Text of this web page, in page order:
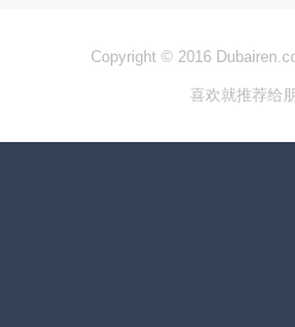
Copyright © 2016
喜欢就推荐给